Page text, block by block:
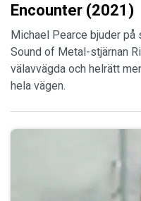
Encounter (2021)
Michael Pearce bjuder
Sound of Metal-stjärnan
välavvägda och helrätt
hela vägen.